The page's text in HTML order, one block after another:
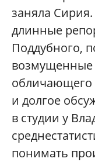
заняла
длинные
Поддубного,
возмущенные
обличающего
и долгое
в студии у
понимать